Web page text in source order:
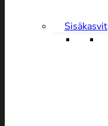
Sisäkasvit